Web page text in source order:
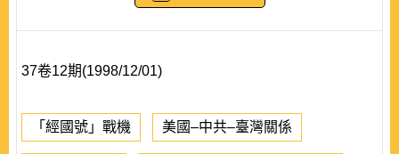
37卷12期(1998/12/01)
「經國號」戰機 美國–中共–臺灣關係